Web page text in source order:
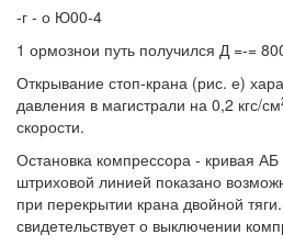
-г - о Ю00-4
1 ормознои путь получился Д =-=
Открывание стоп-крана (рис. е)
давления в магистрали на 0,2 кгс/см
скорости.
Остановка компрессора - кривая
штриховой линией показано
при перекрытии крана двойной
свидетельствует о выключении